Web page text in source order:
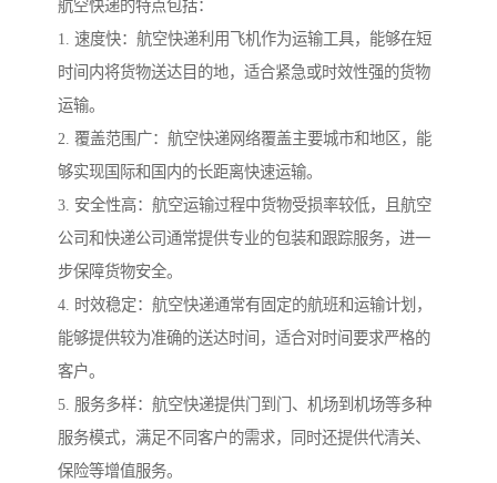
航空快递的特点包括：
1. 速度快：航空快递利用飞机作为运输工具，能够在短
时间内将货物送达目的地，适合紧急或时效性强的货物
运输。
2. 覆盖范围广：航空快递网络覆盖主要城市和地区，能
够实现国际和国内的长距离快速运输。
3. 安全性高：航空运输过程中货物受损率较低，且航空
公司和快递公司通常提供专业的包装和跟踪服务，进一
步保障货物安全。
4. 时效稳定：航空快递通常有固定的航班和运输计划，
能够提供较为准确的送达时间，适合对时间要求严格的
客户。
5. 服务多样：航空快递提供门到门、机场到机场等多种
服务模式，满足不同客户的需求，同时还提供代清关、
保险等增值服务。